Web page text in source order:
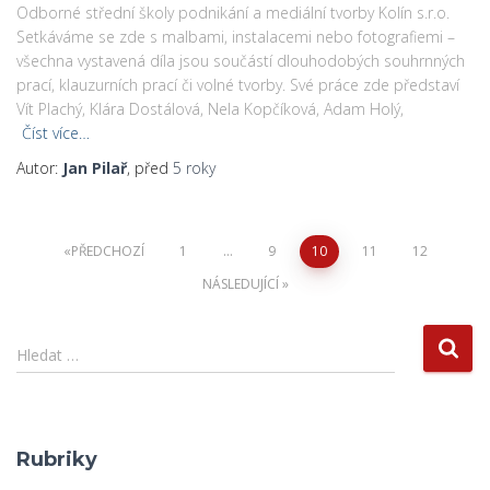
Odborné střední školy podnikání a mediální tvorby Kolín s.r.o.
Setkáváme se zde s malbami, instalacemi nebo fotografiemi –
všechna vystavená díla jsou součástí dlouhodobých souhrnných
prací, klauzurních prací či volné tvorby. Své práce zde představí
Vít Plachý, Klára Dostálová, Nela Kopčíková, Adam Holý,
Číst více…
Autor: Jan Pilař, před 5 roky
Stránkování
PŘEDCHOZÍ 1 … 9 10 11
12
NÁSLEDUJÍCÍ
y
d
Hledat …
Rubriky